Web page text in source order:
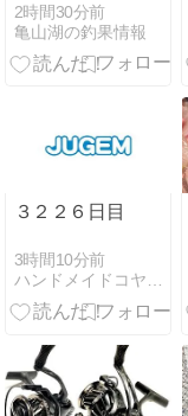
2時間30分前
亀山湖の釣果情報
３２２６日目
3時間10分前